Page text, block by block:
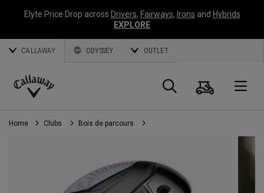
Elyte Price Drop across Drivers, Fairways, Irons and Hybrids
EXPLORE
CALLAWAY ODYSSEY OUTLET
Callaway
Golf
Panier
Home Clubs Bois de parcours